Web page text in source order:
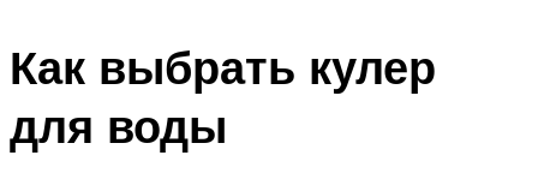
Как выбрать кулер
для воды